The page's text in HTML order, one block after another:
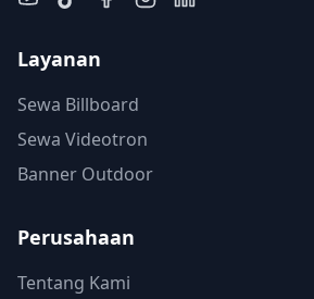
Layanan
Sewa Billboard
Sewa Videotron
Banner Outdoor
Perusahaan
Tentang Kami